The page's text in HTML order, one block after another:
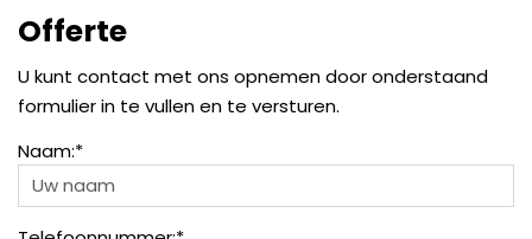
Offerte
U kunt contact met ons opnemen door onderstaand
formulier in te vullen en te versturen.
Naam:*